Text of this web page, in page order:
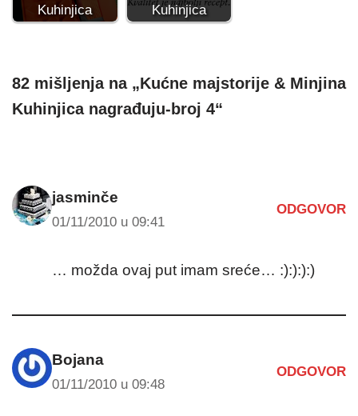
Kuhinjica
Kuhinjica
82 mišljenja na „Kućne majstorije & Minjina
Kuhinjica nagrađuju-broj 4“
jasminče
01/11/2010 u 09:41
ODGOVOR
… možda ovaj put imam sreće… :):):):)
Bojana
01/11/2010 u 09:48
ODGOVOR